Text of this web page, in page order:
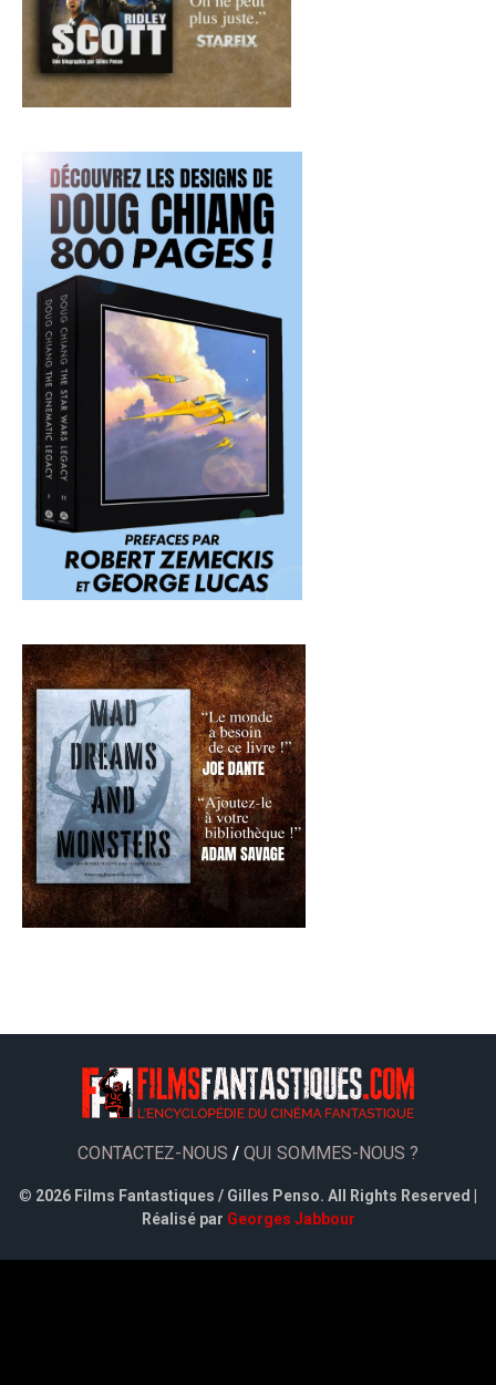
CONTACTEZ-NOUS / QUI SOMMES-NOUS ?
© 2026 Films Fantastiques / Gilles Penso. All Rights Reserved |
Réalisé par Georges Jabbour